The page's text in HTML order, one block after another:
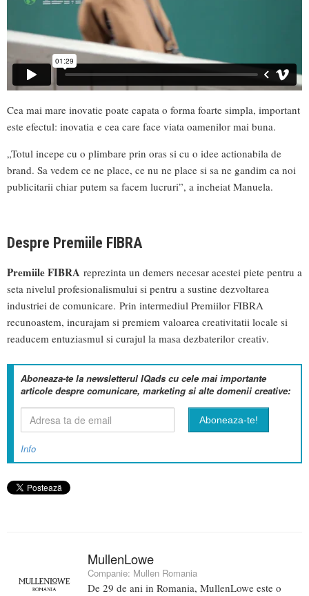
Cea mai mare inovatie poate capata o forma foarte simpla, important
este efectul: inovatia e cea care face viata oamenilor mai buna.
„Totul incepe cu o plimbare prin oras si cu o idee actionabila de
brand. Sa vedem ce ne place, ce nu ne place si sa ne gandim ca noi
publicitarii chiar putem sa facem lucruri”, a incheiat Manuela.
Despre Premiile FIBRA
Premiile FIBRA reprezinta un demers necesar acestei piete pentru a
seta nivelul profesionalismului si pentru a sustine dezvoltarea
industriei de comunicare. Prin intermediul Premiilor FIBRA
recunoastem, incurajam si premiem valoarea creativitatii locale si
readucem entuziasmul si curajul la masa dezbaterilor creativ.
Aboneaza-te la newsletterul IQads cu cele mai importante
articole despre comunicare, marketing si alte domenii creative:
Info
MullenLowe
Companie: Mullen Romania
De 29 de ani in Romania, MullenLowe este o